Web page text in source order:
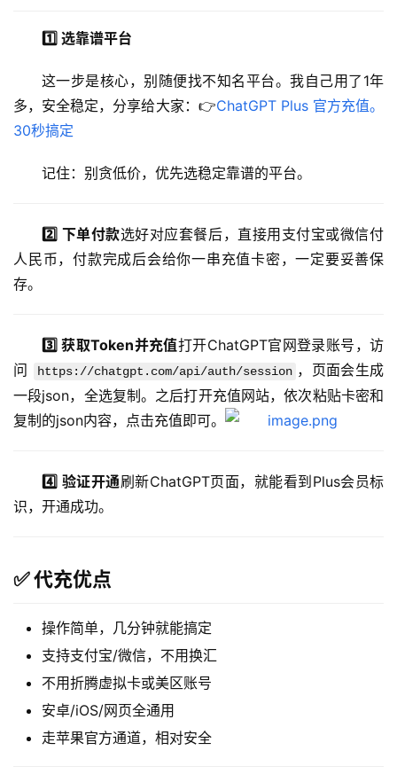
1️⃣ 选靠谱平台
这一步是核心，别随便找不知名平台。我自己用了1年
多，安全稳定，分享给大家：👉ChatGPT Plus 官方充值。
30秒搞定
记住：别贪低价，优先选稳定靠谱的平台。
2️⃣ 下单付款选好对应套餐后，直接用支付宝或微信付
人民币，付款完成后会给你一串充值卡密，一定要妥善保
存。
3️⃣ 获取Token并充值打开ChatGPT官网登录账号，访
问
https://chatgpt.com/api/auth/session ，页面会生成
一段json，全选复制。之后打开充值网站，依次粘贴卡密和
复制的json内容，点击充值即可。
4️⃣ 验证开通刷新ChatGPT页面，就能看到Plus会员标
识，开通成功。
✅ 代充优点
操作简单，几分钟就能搞定
支持支付宝/微信，不用换汇
不用折腾虚拟卡或美区账号
安卓/iOS/网页全通用
走苹果官方通道，相对安全